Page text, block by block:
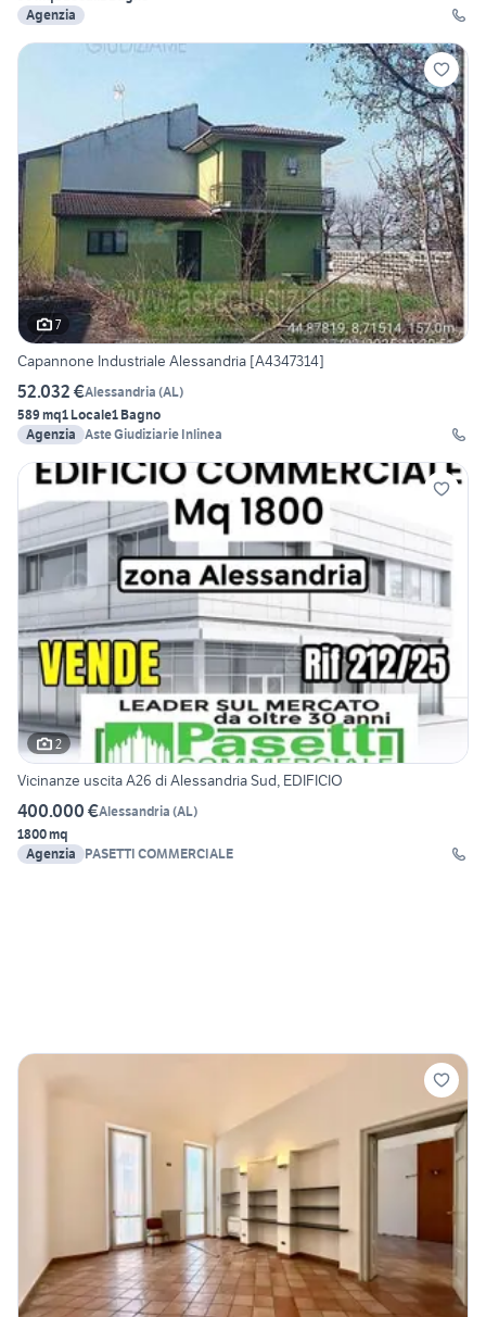
Agenzia
7
Capannone Industriale Alessandria [A4347314]
52.032 €Alessandria (AL)
589 mq1 Locale1 Bagno
Agenzia Aste Giudiziarie Inlinea
2
Vicinanze uscita A26 di Alessandria Sud, EDIFICIO
400.000 €Alessandria (AL)
1800 mq
Agenzia
PASETTI COMMERCIALE